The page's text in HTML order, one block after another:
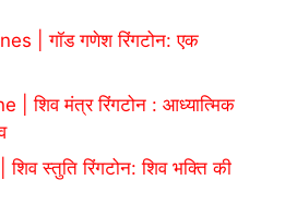
| गॉड गणेश रिंगटोन: एक
शिव मंत्र रिंगटोन : आध्यात्मिक
स्तुति रिंगटोन: शिव भक्ति की